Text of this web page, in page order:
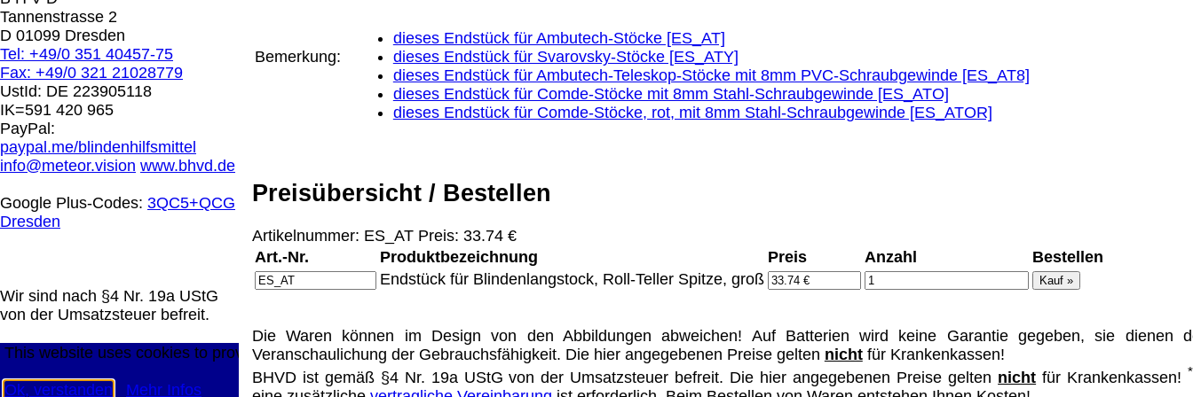
Tannenstrasse 2
D 01099 Dresden
Tel: +49/0 351 40457-75
Fax: +49/0 321 21028779
UstId: DE 223905118
IK=591 420 965
PayPal:
paypal.me/blindenhilfsmittel
info@meteor.vision www.bhvd.de
Google Plus-Codes: 3QC5+QCG
Dresden
Wir sind nach §4 Nr. 19a UStG
von der Umsatzsteuer befreit.
Bemerkung:
dieses Endstück für Ambutech-Stöcke [ES_AT]
dieses Endstück für Svarovsky-Stöcke [ES_ATY]
dieses Endstück für Ambutech-Teleskop-Stöcke mit 8mm PVC-Schraubgewinde [ES_AT8]
dieses Endstück für Comde-Stöcke mit 8mm Stahl-Schraubgewinde [ES_ATO]
dieses Endstück für Comde-Stöcke, rot, mit 8mm Stahl-Schraubgewinde [ES_ATOR]
Preisübersicht / Bestellen
Artikelnummer: ES_AT Preis: 33.74 €
Art.-Nr.
Produktbezeichnung Preis Anzahl
Bestellen
Endstück für Blindenlangstock, Roll-Teller Spitze, groß
Die Waren können im Design von den Abbildungen abweichen! Auf Batterien wird keine Garantie gegeben, sie dienen
Veranschaulichung der Gebrauchsfähigkeit. Die hier angegebenen Preise gelten nichtfür Krankenkassen!
BHVD ist gemäß §4 Nr. 19a UStG von der Umsatzsteuer befreit. Die hier angegebenen Preise gelten nicht für Krankenkassen!
Die in diesem Dokument genannten Warenzeichen sind Eigentum der jeweiligen Firmen. Preisänderungen, Irrtümer und
technische Änderungen vorbehalten.
letzte Änderung: 22. Januar 2025 Blinden Hilfsmittel Vertrieb Dresden,
Mit einem Urteil vom 12.05.1998 - 312 O 85/98 - Haftung für Links hat das Landgericht Hamburg entschieden, dass man durch
die Anbringung eines Links, die Inhalte der gelinkten Seite ggf. mit zu verantworten hat. Dieses kann nur dadurch verhindert
werden, dass man sich ausdrücklich von diesen Inhalten distanziert. Hiermit distanzieren wir uns ausdrücklich von allen Inhalten,
aller gelinkten Seiten auf unserer Homepage und machen uns diese Inhalte nicht zu eigen. Diese Erklärung gilt für alle auf
unserer Homepage angebrachten Links.
Die Europäische Kommission stellt eine Plattform zur Online-Streitbeilegung (OS) bereit. Die Plattform finden Sie unter
Unsere E-Mailadresse lautet:info@meteor.vision
Widerruf Datenschutz Urheberrechte Kontakt Links Katalog (PDF) Sitemap
große Anzeige Schließen X
Diese Website nutzt Cookies, um bestmögliche Funktionalität bieten zu können.
This website uses cookies to provide the best possible functionality.
Ok, verstanden Mehr Infos